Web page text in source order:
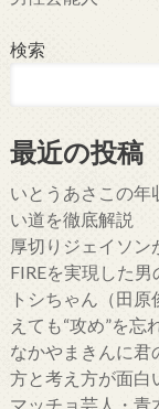
検索
最近の投稿
いとうあさこの年
い道を徹底解説
厚切りジェイソン
FIREを実現した
トシちゃん（田
えても“攻め”を忘
なかやまきんに君
方と考え方が面白
マッチョ芸人・青